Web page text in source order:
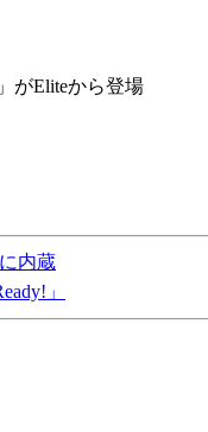
がEliteから登場
内蔵
」